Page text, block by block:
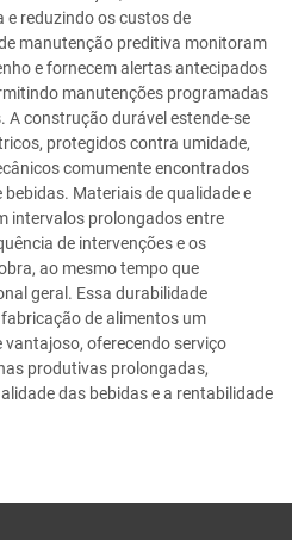
reduzindo os custos de
manutenção preditiva monitoram
e fornecem alertas antecipados
manutenções programadas
A construção durável estende-se
protegidos contra umidade,
comumente encontrados
Materiais de qualidade e
intervalos prolongados entre
de intervenções e os
ao mesmo tempo que
geral. Essa durabilidade
de alimentos um
oferecendo serviço
produtivas prolongadas,
das bebidas e a rentabilidade